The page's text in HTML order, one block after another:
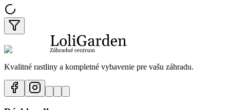
Kvalitné rastliny a kompletné vybavenie pre vašu záhradu.